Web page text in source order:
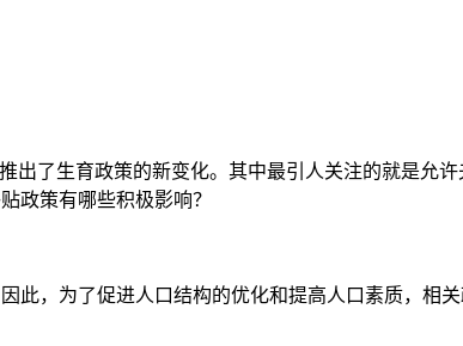
了生育政策的新变化。其中最引人关注的就是允许
政策有哪些积极影响？
，为了促进人口结构的优化和提高人口素质，相